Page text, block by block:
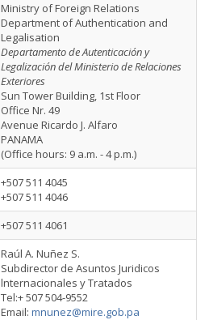
Ministry of Foreign Relations
Department of Authentication and
Legalisation
Departamento de Autenticación y
Legalización del Ministerio de Relaciones
Exteriores
Sun Tower Building, 1st Floor
Office Nr. 49
Avenue Ricardo J. Alfaro
PANAMA
(Office hours: 9 a.m. - 4 p.m.)
+507 511 4045
+507 511 4046
+507 511 4061
Raúl A. Nuñez S.
Subdirector de Asuntos Juridicos
lnternacionales y Tratados
Tel:+ 507 504-9552
Email: mnunez@mire.gob.pa